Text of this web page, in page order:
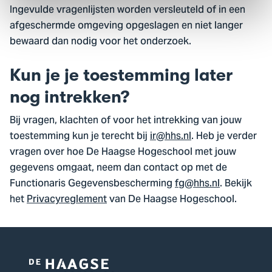
Ingevulde vragenlijsten worden versleuteld of in een
afgeschermde omgeving opgeslagen en niet langer
bewaard dan nodig voor het onderzoek.
Kun je je toestemming later
nog intrekken?
Bij vragen, klachten of voor het intrekking van jouw
toestemming kun je terecht bijir@hhs.nl. Heb je verder
vragen over hoe De Haagse Hogeschool met jouw
gegevens omgaat, neem dan contact op met de
Functionaris Gegevensbeschermingfg@hhs.nl. Bekijk
hetPrivacyreglementvan De Haagse Hogeschool.